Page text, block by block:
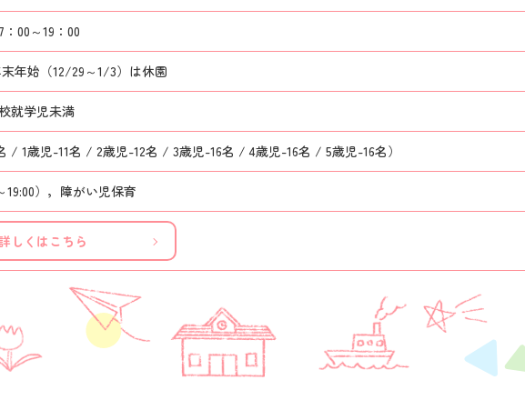
00～19：00
年始（12/29～1/3）は休園
就学児未満
/ 1歳児-11名 / 2歳児-12名 / 3歳児-16名 / 4歳児-16名 / 5歳児-16名）
19:00），障がい児保育
しくはこちら